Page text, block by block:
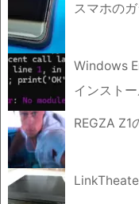
スマホの
Windows
インスト
REGZA Z1